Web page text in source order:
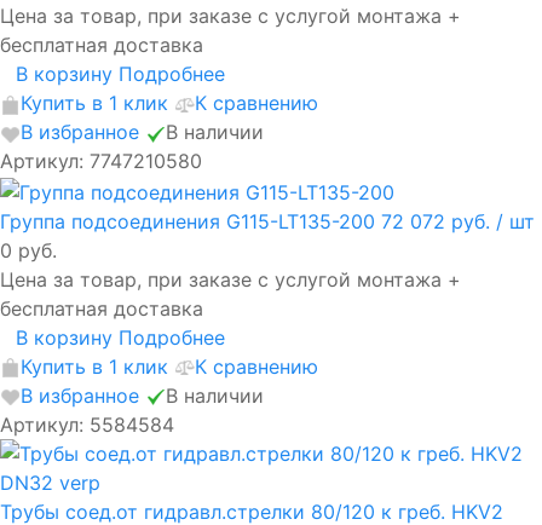
Цена за товар, при заказе с услугой монтажа +
бесплатная доставка
В корзину Подробнее
Купить в 1 клик
К сравнению
В избранное
В наличии
Артикул: 7747210580
Группа подсоединения G115-LT135-200 72 072 руб. / шт
0 руб.
Цена за товар, при заказе с услугой монтажа +
бесплатная доставка
В корзину Подробнее
Купить в 1 клик
К сравнению
В избранное
В наличии
Артикул: 5584584
Трубы соед.от гидравл.стрелки 80/120 к греб. HKV2